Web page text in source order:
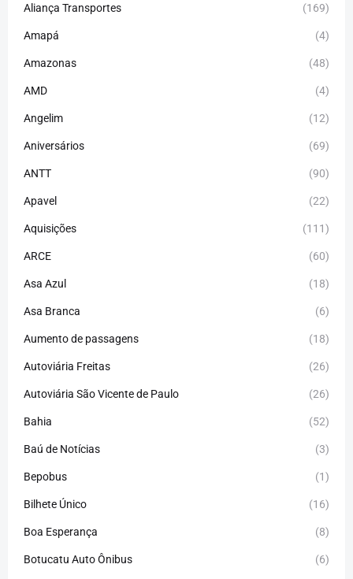
Aliança Transportes (169)
Amapá (4)
Amazonas (48)
AMD (4)
Angelim (12)
Aniversários (69)
ANTT (90)
Apavel (22)
Aquisições (111)
ARCE (60)
Asa Azul (18)
Asa Branca (6)
Aumento de passagens (18)
Autoviária Freitas (26)
Autoviária São Vicente de Paulo (26)
Bahia (52)
Baú de Notícias (3)
Bepobus (1)
Bilhete Único (16)
Boa Esperança (8)
Botucatu Auto Ônibus (6)